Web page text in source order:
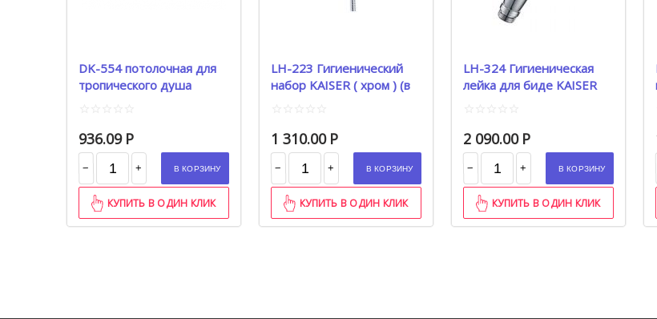
DK-554 потолочная для
тропического душа
936.09 Р
+
− В КОРЗИНУ
КУПИТЬ В ОДИН КЛИК
LH-223 Гигиенический
набор KAISER ( хром ) (в
1 310.00 Р
+
− В КОРЗИНУ
КУПИТЬ В ОДИН КЛИК
LH-324 Гигиеническая
лейка для биде KAISER
2 090.00 Р
+
− В КОРЗИНУ
КУПИТЬ В ОДИН КЛИК